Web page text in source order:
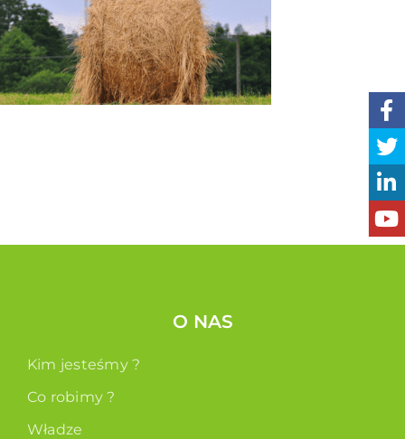
O NAS
Kim jesteśmy ?
Co robimy ?
Władze